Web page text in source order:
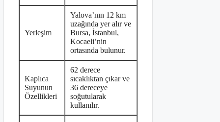
Yerleşim
Yalova’nın 12 km
uzağında yer alır ve
Bursa, İstanbul,
Kocaeli’nin
ortasında bulunur.
Kaplıca
Suyunun
Özellikleri
62 derece
sıcaklıktan çıkar ve
36 dereceye
soğutularak
kullanılır.